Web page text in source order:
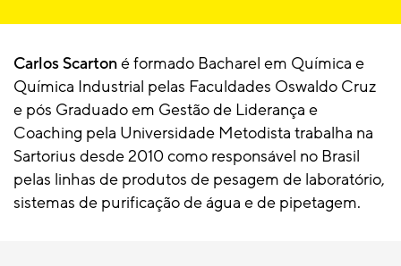
Carlos Scartoné formado Bacharel em Química e
Química Industrial pelas Faculdades Oswaldo Cruz
e pós Graduado em Gestão de Liderança e
Coaching pela Universidade Metodista trabalha na
Sartorius desde 2010 como responsável no Brasil
pelas linhas de produtos de pesagem de laboratório,
sistemas de purificação de água e de pipetagem.